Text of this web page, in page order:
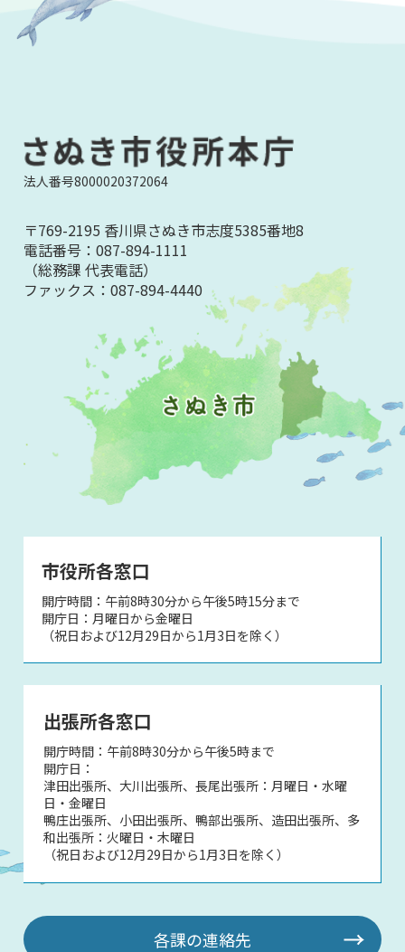
法人番号8000020372064
〒769-2195 香川県さぬき市志度5385番地8
電話番号：087-894-1111
（総務課 代表電話）
ファックス：087-894-4440
市役所各窓口
開庁時間：午前8時30分から午後5時15分まで
開庁日：月曜日から金曜日
（祝日および12月29日から1月3日を除く）
出張所各窓口
開庁時間：午前8時30分から午後5時まで
開庁日：
津田出張所、大川出張所、長尾出張所：月曜日・水曜
日・金曜日
鴨庄出張所、小田出張所、鴨部出張所、造田出張所、多
和出張所：火曜日・木曜日
（祝日および12月29日から1月3日を除く）
各課の連絡先